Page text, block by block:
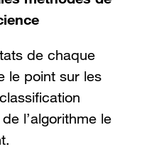
de chaque
le point sur les
l’algorithme le